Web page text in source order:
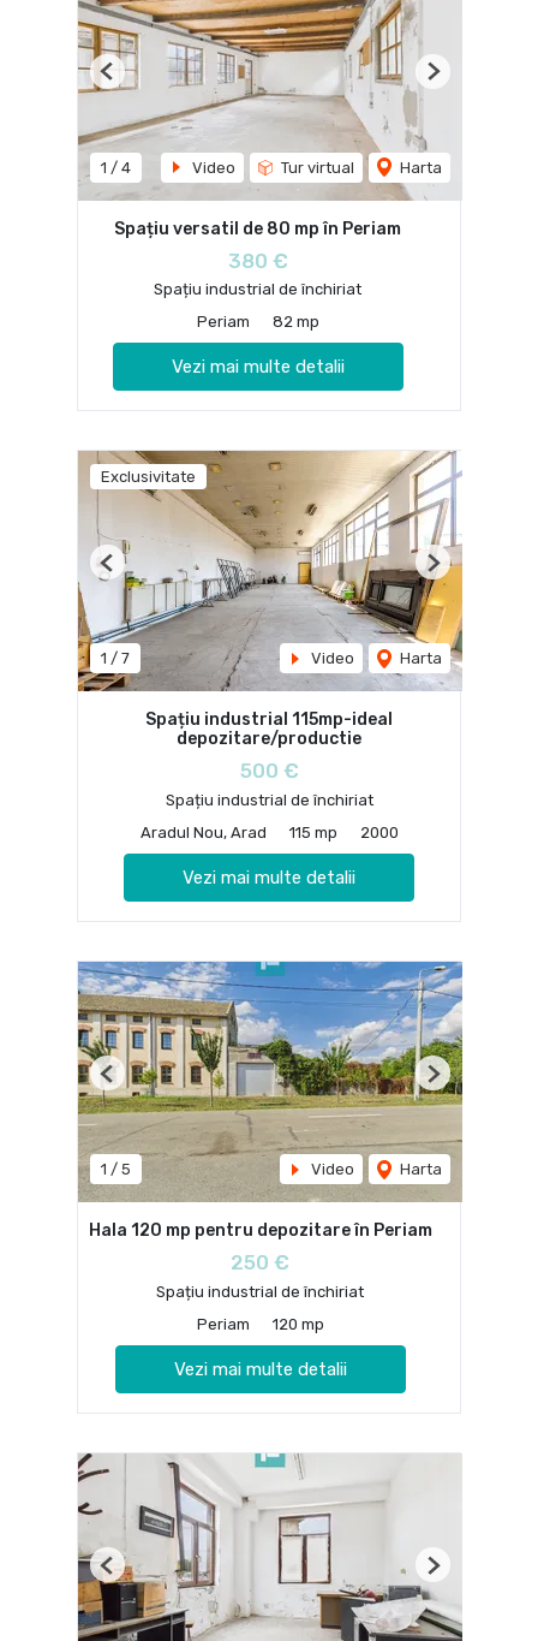
1 / 4 Video Tur virtual Harta
Previous Next
Spațiu versatil de 80 mp în Periam
380 €
Spațiu industrial de închiriat
Periam
82 mp
Vezi mai multe detalii
Exclusivitate
1 / 7 Video Harta
Previous Next
Spațiu industrial 115mp-ideal
depozitare/productie
500 €
Spațiu industrial de închiriat
Aradul Nou, Arad
115 mp 2000
Vezi mai multe detalii
1 / 5 Video Harta
Previous Next
Hala 120 mp pentru depozitare în Periam
250 €
Spațiu industrial de închiriat
Periam
120 mp
Vezi mai multe detalii
Previous Next